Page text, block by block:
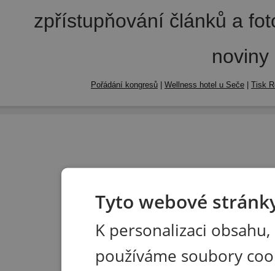
zpřístupňování článků a
Pořádání kongresů | Wellness hotel u Seče | Tisk
Tyto webové
K personalizaci
používáme soubory